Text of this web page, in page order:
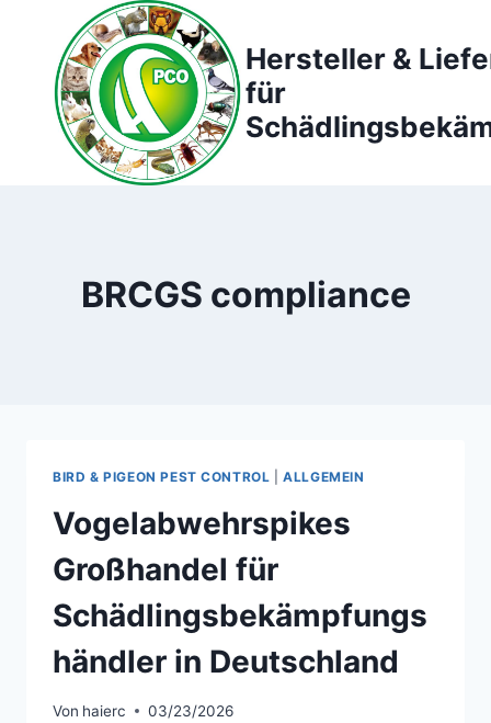
springen
Hersteller &
für
BRCGS compliance
BIRD & PIGEON PEST CONTROL |ALLGEMEIN
Vogelabwehrspikes
Großhandel für
Schädlingsbekämpfungs
händler in Deutschland
Von haierc 03/23/2026